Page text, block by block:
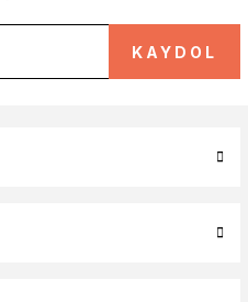
KAYDOL